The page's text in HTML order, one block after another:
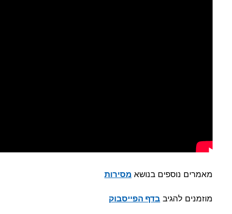
מאמרים נוספים בנושא מסירות
מוזמנים להגיב בדף הפייסבוק